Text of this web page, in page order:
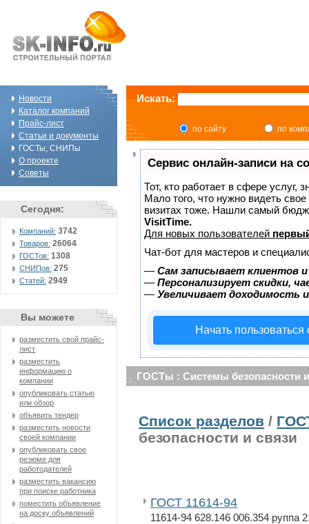
Новости
Каталог компаний
Прайс-лист
Статьи и документы
ГОСТы, СНИПы
О проекте
Советы
Сегодня:
Компаний: 3742
Товаров: 26064
ГОСТов: 1308
СНИПов: 275
Статей: 2949
Вы можете
разместить свой прайс-
лист
разместить
информацию о
компании
опубликовать статью
или обзор
объявить тендер
разместить новости
своей компании
опубликовать свое
резюме для
работодателей
разместить вакансию
при поиске работника
поместить объявление
на доску объявлений
Искать:
по сайту по
Сервис онлайн-записи на
Тот, кто работает в сфере услуг,
Мало того, что нужно видеть
визитах тоже. Нашли самый
VisitTime.
Для новых пользователей
Чат-бот для мастеров и
— Сам записывает клиентов
— Персонализирует скидки,
— Увеличивает доходимость
Начать
ГОСТы : Системы безопасности
Список разделов /
безопасности и связи
ГОСТ 11614-94
11614-94 628.146 006.354 руппа